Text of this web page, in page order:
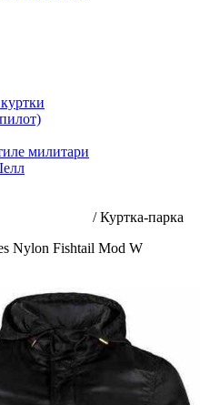
милитари
/Куртка-парка
Nylon Fishtail Mod W